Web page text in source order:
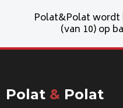
Polat&Polat
(van 10) op
Polat & Polat